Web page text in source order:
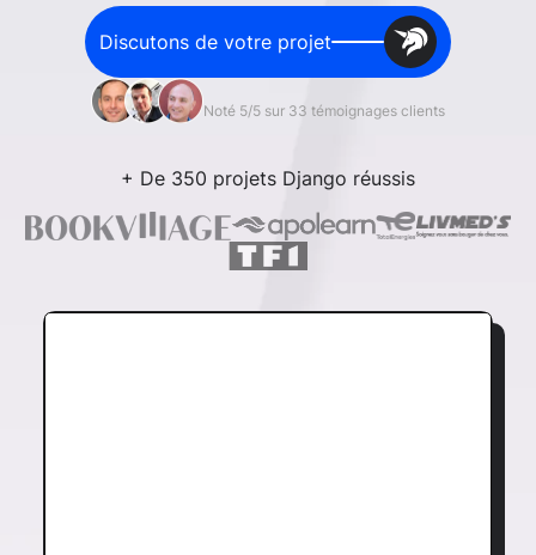
Discutons de votre projet
Noté 5/5 sur 33 témoignages clients
+ De 350 projets Django réussis